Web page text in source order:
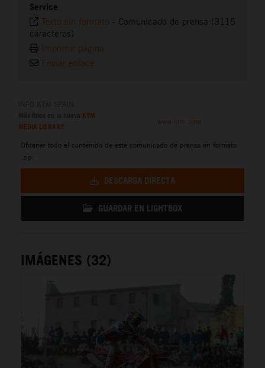
Service
Texto sin formato - Comunicado de prensa (3115
caracteres)
Imprimir página
Enviar enlace
KTM
MEDIA LIBRARY
www.ktm.com
Obtener todo el contenido de este comunicado de prensa en formato
.zip:
DESCARGA DIRECTA
GUARDAR EN LIGHTBOX
IMÁGENES (32)